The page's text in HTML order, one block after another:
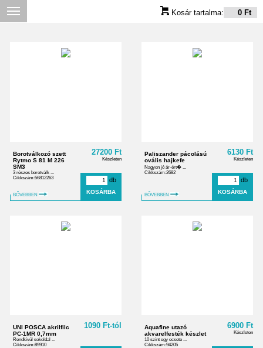
Kosár tartalma: 0 Ft
Borotválkozó szett
Rytmo S 81 M 226
SM3
3 részes borotválk ...
Cikkszám:56812263
BŐVEBBEN
27200 Ft
Készleten
db
Paliszander pácolású
ovális hajkefe
Nagyon jó ár-ért� ...
Cikkszám:2682
BŐVEBBEN
6130 Ft
Készleten
db
UNI POSCA akrilfilc
PC-1MR 0,7mm
Rendkívül sokoldal ...
Cikkszám:89910
1090 Ft-tól
Aquafine utazó
akvarelfesték készlet
10 színt egy ecsete ...
Cikkszám:94205
6900 Ft
Készleten